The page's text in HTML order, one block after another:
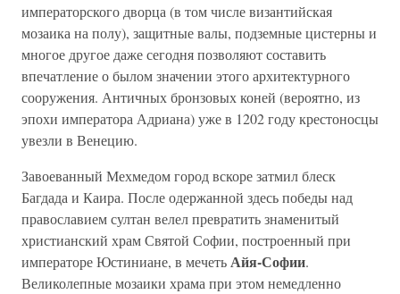
императорского дворца (в том числе византийская
мозаика на полу), защитные валы, подземные цистерны и
многое другое даже сегодня позволяют составить
впечатление о былом значении этого архитектурного
сооружения. Античных бронзовых коней (вероятно, из
эпохи императора Адриана) уже в 1202 году крестоносцы
увезли в Венецию.
Завоеванный Мехмедом город вскоре затмил блеск
Багдада и Каира. После одержанной здесь победы над
православием султан велел превратить знаменитый
христианский храм Святой Софии, построенный при
императоре Юстиниане, в мечетьАйя-Софии.
Великолепные мозаики храма при этом немедленно